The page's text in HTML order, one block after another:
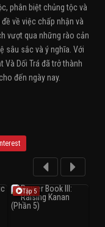
phân biệt chủng tộc và
về việc chấp nhận và
vượt qua những rào cản
sâu sắc và ý nghĩa. Với
Và Dối Trá đã trở thành
đến ngày nay.
Tập 5